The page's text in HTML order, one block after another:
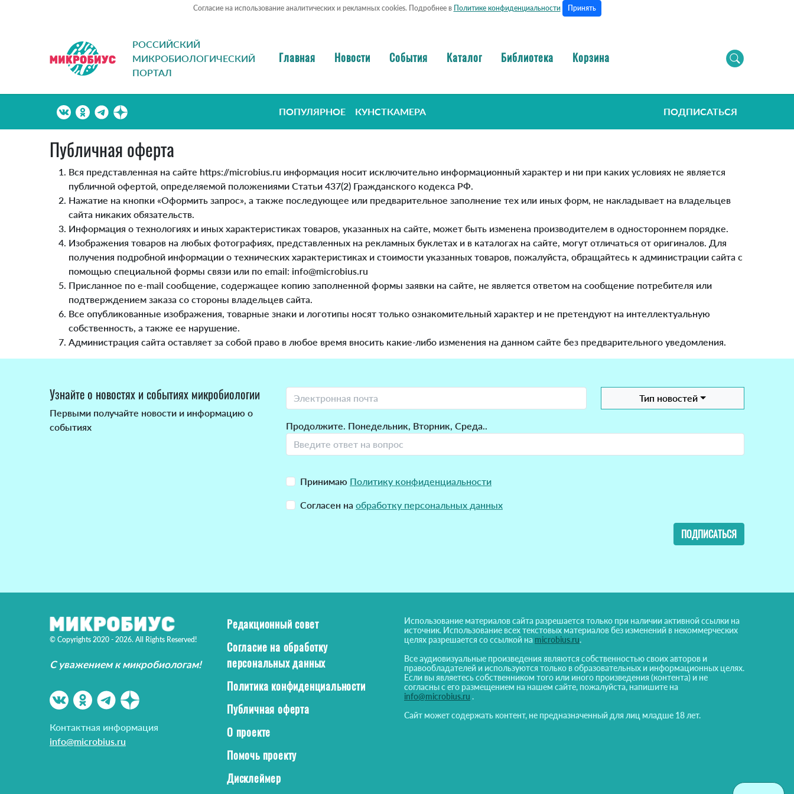
Согласие на использование аналитических и рекламных cookies. Подробнее в Политике конфиденциальности Принять
РОССИЙСКИЙ
МИКРОБИОЛОГИЧЕСКИЙ
ПОРТАЛ
Главная Новости События Каталог Библиотека Корзина
ПОПУЛЯРНОЕ КУНСТКАМЕРА ПОДПИСАТЬСЯ
Публичная оферта
Вся представленная на сайте https://microbius.ru информация носит исключительно информационный характер и ни при каких условиях не является
публичной офертой, определяемой положениями Статьи 437(2) Гражданского кодекса РФ.
Нажатие на кнопки «Оформить запрос», а также последующее или предварительное заполнение тех или иных форм, не накладывает на владельцев
сайта никаких обязательств.
Информация о технологиях и иных характеристиках товаров, указанных на сайте, может быть изменена производителем в одностороннем порядке.
Изображения товаров на любых фотографиях, представленных на рекламных буклетах и в каталогах на сайте, могут отличаться от оригиналов. Для
получения подробной информации о технических характеристиках и стоимости указанных товаров, пожалуйста, обращайтесь к администрации сайта с
помощью специальной формы связи или по email: info@microbius.ru
Присланное по e-mail сообщение, содержащее копию заполненной формы заявки на сайте, не является ответом на сообщение потребителя или
подтверждением заказа со стороны владельцев сайта.
Все опубликованные изображения, товарные знаки и логотипы носят только ознакомительный характер и не претендуют на интеллектуальную
собственность, а также ее нарушение.
Администрация сайта оставляет за собой право в любое время вносить какие-либо изменения на данном сайте без предварительного уведомления.
Узнайте о новостях и событиях микробиологии
Первыми получайте новости и информацию о
событиях
Тип новостей
Продолжите. Понедельник, Вторник, Среда..
Принимаю Политику конфиденциальности
Согласен на обработку персональных данных
ПОДПИСАТЬСЯ
© Copyrights 2020 - 2026. All Rights Reserved!
С уважением к микробиологам!
Контактная информация
info@microbius.ru
Редакционный совет
Согласие на обработку
персональных данных
Политика конфиденциальности
Публичная оферта
О проекте
Помочь проекту
Дисклеймер
Использование материалов сайта разрешается только при наличии активной ссылки на
источник. Использование всех текстовых материалов без изменений в некоммерческих
целях разрешается со ссылкой на microbius.ru.
Все аудиовизуальные произведения являются собственностью своих авторов и
правообладателей и используются только в образовательных и информационных целях.
Если вы являетесь собственником того или иного произведения (контента) и не
согласны с его размещением на нашем сайте, пожалуйста, напишите на
info@microbius.ru .
Сайт может содержать контент, не предназначенный для лиц младше 18 лет.